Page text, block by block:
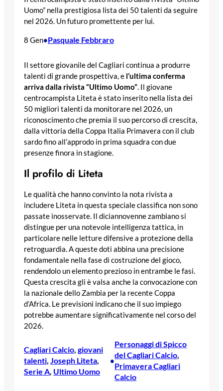
Uomo” nella prestigiosa lista dei 50 talenti da seguire
nel 2026. Un futuro promettente per lui.
8 Gen•Pasquale Febbraro
Il settore giovanile del Cagliari continua a produrre
talenti di grande prospettiva, e l’ultima conferma
arriva dalla rivista “Ultimo Uomo”. Il giovane
centrocampista Liteta è stato inserito nella lista dei
50 migliori talenti da monitorare nel 2026, un
riconoscimento che premia il suo percorso di crescita,
dalla vittoria della Coppa Italia Primavera con il club
sardo fino all’approdo in prima squadra con due
presenze finora in stagione.
Il profilo di Liteta
Le qualità che hanno convinto la nota rivista a
includere Liteta in questa speciale classifica non sono
passate inosservate. Il diciannovenne zambiano si
distingue per una notevole intelligenza tattica, in
particolare nelle letture difensive a protezione della
retroguardia. A queste doti abbina una precisione
fondamentale nella fase di costruzione del gioco,
rendendolo un elemento prezioso in entrambe le fasi.
Questa crescita gli è valsa anche la convocazione con
la nazionale dello Zambia per la recente Coppa
d’Africa. Le previsioni indicano che il suo impiego
potrebbe aumentare significativamente nel corso del
2026.
Cagliari Calcio, giovani
talenti, Joseph Liteta
Serie A, Ultimo Uomo
•
Personaggi di Spicco
del Cagliari Calcio
Primavera Cagliari
Calcio